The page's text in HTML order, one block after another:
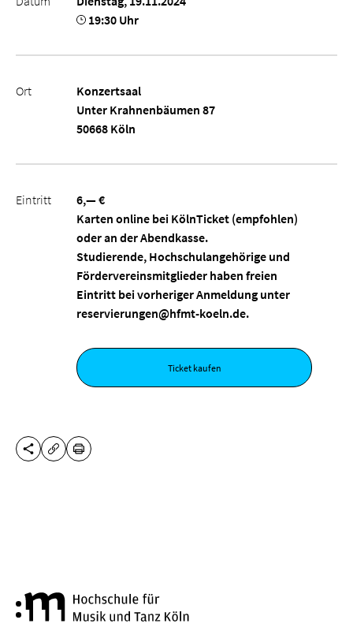
19:30 Uhr
Ort
Konzertsaal
Unter Krahnenbäumen 87
50668 Köln
Eintritt
6,— €
Karten online bei KölnTicket (empfohlen)
oder an der Abendkasse.
Studierende, Hochschulangehörige und
Fördervereinsmitglieder haben freien
Eintritt bei vorheriger Anmeldung unter
reservierungen@hfmt-koeln.de.
Ticket kaufen
DIESE SEITE TEILEN
URL KOPIEREN
DRUCKEN